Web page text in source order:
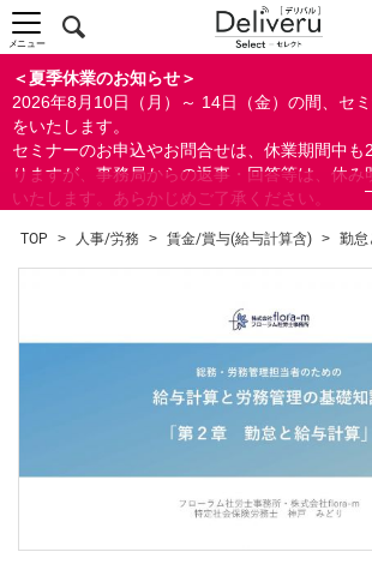
＜夏季休業のお知らせ＞
2026年8月10日（月）～ 14日（金）の間、セ
をいたします。
セミナーのお申込やお問合せは、休業期間中も
りますが、事務局からの返事・回答等は、休み
いたします。あらかじめご了承ください。
ができます。
メニュー
TOP > 人事/労務 > 賃金/賞与(給与計算含) > 勤怠